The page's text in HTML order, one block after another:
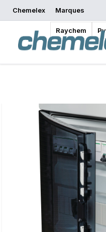
Chemelex Marques
Raychem
Demander un devis
Où
Vue